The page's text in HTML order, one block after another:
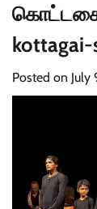
கொட்டகை
Posted on July